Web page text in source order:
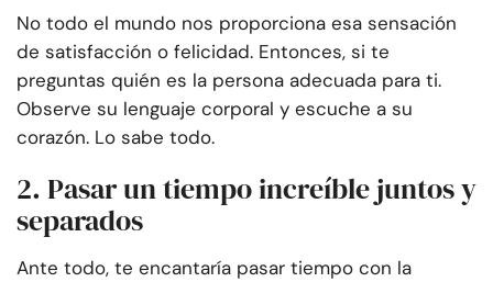
No todo el mundo nos proporciona esa sensación
de satisfacción o felicidad. Entonces, si te
preguntas quién es la persona adecuada para ti.
Observe su lenguaje corporal y escuche a su
corazón. Lo sabe todo.
2. Pasar un tiempo increíble juntos y
separados
Ante todo, te encantaría pasar tiempo con la